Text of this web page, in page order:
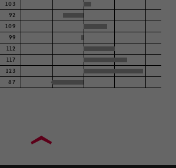
103
92
109
99
112
117
123
87
›